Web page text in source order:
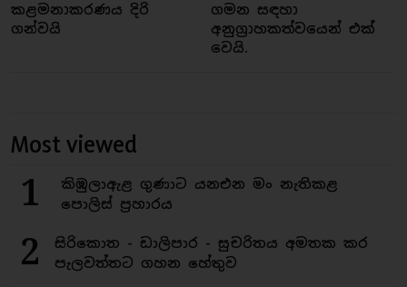
කළමනාකරණය දිරි
ගන්වයි
ගමන සඳහා
අනුග්‍රාහකත්වයෙන් එක්
වෙයි.
Most viewed
1
කිඹුලාඇළ ගුණාට යනඑන මං නැතිකළ
පොලිස් ප්‍රහාරය
2
සිරිකොත - ඩාලිපාර - සුචරිතය අමතක කර
පැලවත්තට ගහන හේතුව